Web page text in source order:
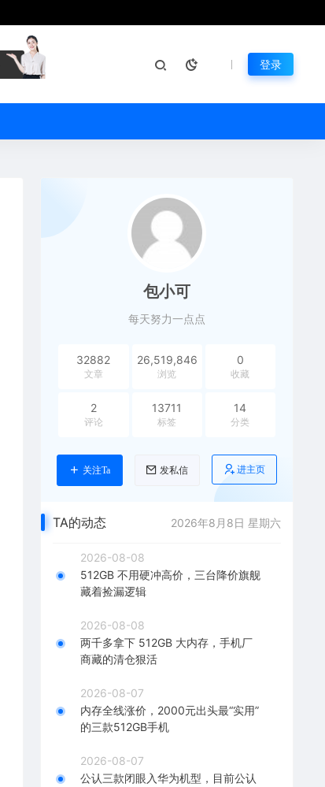
登录
包小可
每天努力一点点
32882
文章
26,519,846
浏览
0
收藏
2
评论
13711
标签
14
分类
关注Ta 发私信 进主页
TA的动态 2026年8月8日 星期六
2026-08-08
512GB 不用硬冲高价，三台降价旗舰
藏着捡漏逻辑
2026-08-08
两千多拿下 512GB 大内存，手机厂
商藏的清仓狠活
2026-08-07
内存全线涨价，2000元出头最“实用”
的三款512GB手机
2026-08-07
公认三款闭眼入华为机型，目前公认